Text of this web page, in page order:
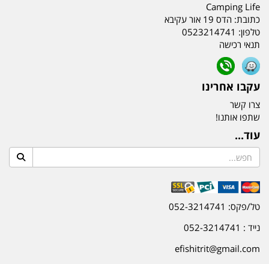
Camping Life
כתובת: הדס 19 אור עקיבא
טלפון: 0523214741
תנאי רכישה
עקבו אחרינו
צרו קשר
שתפו אותנו!
עוד...
טל/פקס: 052-3214741
נייד : 052-3214741
efishitrit@gmail.com